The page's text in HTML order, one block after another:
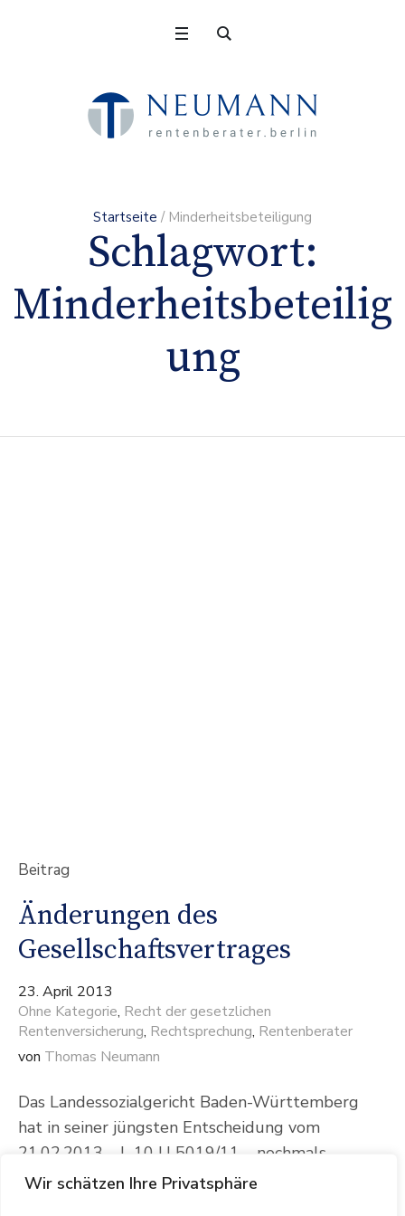
Wir schätzen Ihre Privatsphäre
Startseite / Minderheitsbeteiligung
Schlagwort:
Minderheitsbeteilig
ung
Beitrag
Änderungen des
Gesellschaftsvertrages
23. April 2013
Ohne Kategorie, Recht der gesetzlichen
Rentenversicherung, Rechtsprechung, Rentenberater
von Thomas Neumann
Das Landessozialgericht Baden-Württemberg
hat in seiner jüngsten Entscheidung vom
21.02.2013 – L 10 U 5019/11 – nochmals
klargestellt, dass Änderungen des